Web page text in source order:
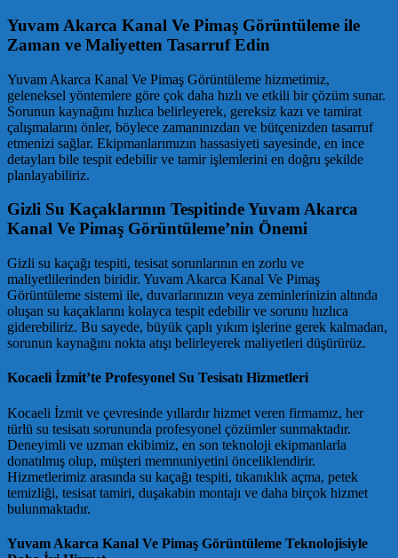
Yuvam Akarca Kanal Ve Pimaş Görüntüleme ile
Zaman ve Maliyetten Tasarruf Edin
Yuvam Akarca Kanal Ve Pimaş Görüntüleme hizmetimiz,
geleneksel yöntemlere göre çok daha hızlı ve etkili bir çözüm sunar.
Sorunun kaynağını hızlıca belirleyerek, gereksiz kazı ve tamirat
çalışmalarını önler, böylece zamanınızdan ve bütçenizden tasarruf
etmenizi sağlar. Ekipmanlarımızın hassasiyeti sayesinde, en ince
detayları bile tespit edebilir ve tamir işlemlerini en doğru şekilde
planlayabiliriz.
Gizli Su Kaçaklarının Tespitinde Yuvam Akarca
Kanal Ve Pimaş Görüntüleme’nin Önemi
Gizli su kaçağı tespiti, tesisat sorunlarının en zorlu ve
maliyetlilerinden biridir. Yuvam Akarca Kanal Ve Pimaş
Görüntüleme sistemi ile, duvarlarınızın veya zeminlerinizin altında
oluşan su kaçaklarını kolayca tespit edebilir ve sorunu hızlıca
giderebiliriz. Bu sayede, büyük çaplı yıkım işlerine gerek kalmadan,
sorunun kaynağını nokta atışı belirleyerek maliyetleri düşürürüz.
Kocaeli İzmit’te Profesyonel Su Tesisatı Hizmetleri
Kocaeli İzmit ve çevresinde yıllardır hizmet veren firmamız, her
türlü su tesisatı sorununda profesyonel çözümler sunmaktadır.
Deneyimli ve uzman ekibimiz, en son teknoloji ekipmanlarla
donatılmış olup, müşteri memnuniyetini önceliklendirir.
Hizmetlerimiz arasında su kaçağı tespiti, tıkanıklık açma, petek
temizliği, tesisat tamiri, duşakabin montajı ve daha birçok hizmet
bulunmaktadır.
Yuvam Akarca Kanal Ve Pimaş Görüntüleme Teknolojisiyle